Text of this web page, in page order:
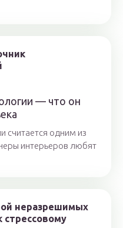
— что он
считается одним из
интерьеров любят